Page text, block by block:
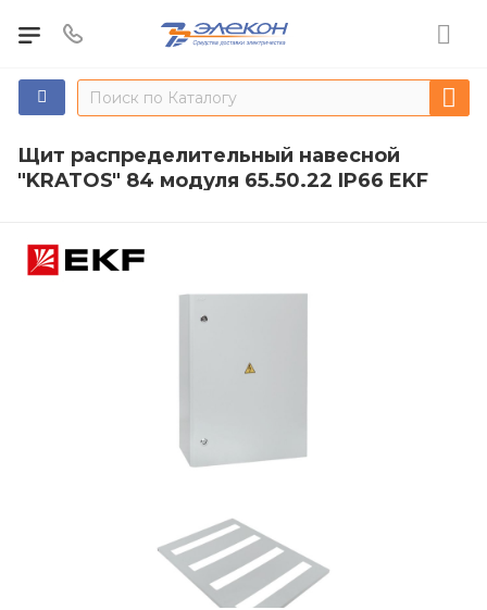
Щит распределительный навесной
"KRATOS" 84 модуля 65.50.22 IP66 EKF